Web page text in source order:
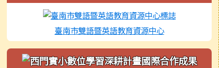
臺南市雙語暨英語教育資源中心